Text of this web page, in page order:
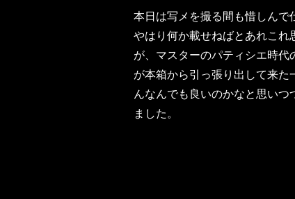
本日は写メを撮る間も惜しんで
やはり何か載せねばとあれこれ
が、マスターのパティシエ時
が本箱から引っ張り出して来た
んなんでも良いのかなと思いつ
ました。